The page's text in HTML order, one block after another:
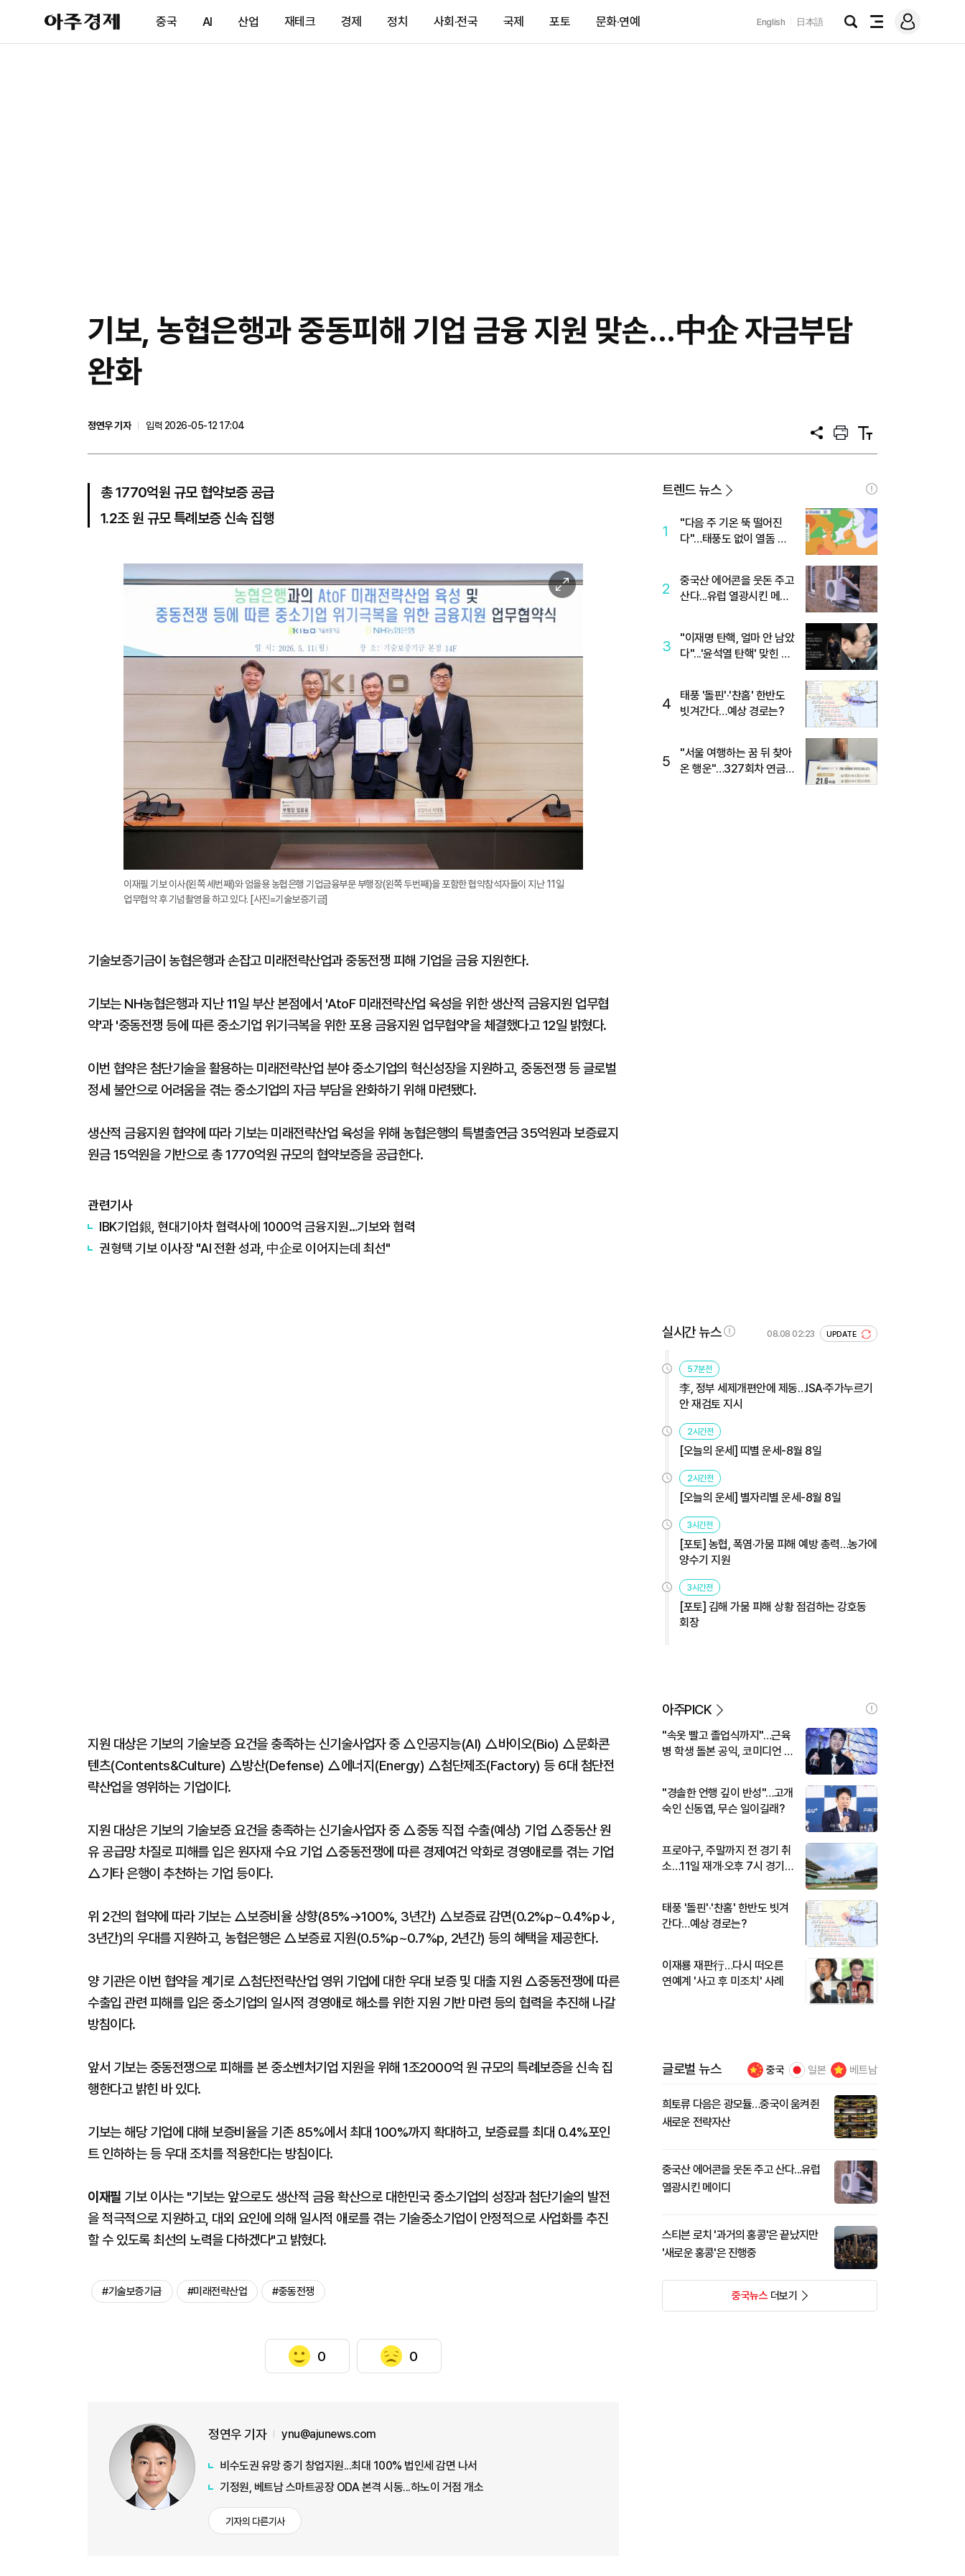
아
주
제
중국 AI 산업 재테크 경제 정치 사회·전국 국제 포토 문화·연예 English 日本語
검
전
메
그
기보, 농협은행과 중동피해 기업 금융 지원 맞손...中企 자금부담
완화
정연우 기자
입력 2026-05-12 17:04
공
프
트
텍
트
총 1770억원 규모 협약보증 공급
1.2조 원 규모 특례보증 신속 집행
이
미
지
이재필 기보 이사(왼쪽 세번째)와 엄을용 농협은행 기업금융부문 부행장(왼쪽 두번째)을 포함한 협약참석자들이 지난 11일
업무협약 후 기념촬영을 하고 있다. [사진=기술보증기금]
기술보증기금이 농협은행과 손잡고 미래전략산업과 중동전쟁 피해 기업을 금융 지원한다.
기보는 NH농협은행과 지난 11일 부산 본점에서 'AtoF 미래전략산업 육성을 위한 생산적 금융지원 업무협
약'과 '중동전쟁 등에 따른 중소기업 위기극복을 위한 포용 금융지원 업무협약'을 체결했다고 12일 밝혔다.
이번 협약은 첨단기술을 활용하는 미래전략산업 분야 중소기업의 혁신성장을 지원하고, 중동전쟁 등 글로벌
정세 불안으로 어려움을 겪는 중소기업의 자금 부담을 완화하기 위해 마련됐다.
생산적 금융지원 협약에 따라 기보는 미래전략산업 육성을 위해 농협은행의 특별출연금 35억원과 보증료지
원금 15억원을 기반으로 총 1770억원 규모의 협약보증을 공급한다.
관련기사
IBK기업銀, 현대기아차 협력사에 1000억 금융지원…기보와 협력
권형택 기보 이사장 "AI 전환 성과, 中企로 이어지는데 최선"
지원 대상은 기보의 기술보증 요건을 충족하는 신기술사업자 중 △인공지능(AI) △바이오(Bio) △문화콘
텐츠(Contents&Culture) △방산(Defense) △에너지(Energy) △첨단제조(Factory) 등 6대 첨단전
략산업을 영위하는 기업이다.
지원 대상은 기보의 기술보증 요건을 충족하는 신기술사업자 중 △중동 직접 수출(예상) 기업 △중동산 원
유 공급망 차질로 피해를 입은 원자재 수요 기업 △중동전쟁에 따른 경제여건 악화로 경영애로를 겪는 기업
△기타 은행이 추천하는 기업 등이다.
위 2건의 협약에 따라 기보는 △보증비율 상향(85%→100%, 3년간) △보증료 감면(0.2%p~0.4%p↓,
3년간)의 우대를 지원하고, 농협은행은 △보증료 지원(0.5%p~0.7%p, 2년간) 등의 혜택을 제공한다.
양 기관은 이번 협약을 계기로 △첨단전략산업 영위 기업에 대한 우대 보증 및 대출 지원 △중동전쟁에 따른
수출입 관련 피해를 입은 중소기업의 일시적 경영애로 해소를 위한 지원 기반 마련 등의 협력을 추진해 나갈
방침이다.
앞서 기보는 중동전쟁으로 피해를 본 중소벤처기업 지원을 위해 1조2000억 원 규모의 특례보증을 신속 집
행한다고 밝힌 바 있다.
기보는 해당 기업에 대해 보증비율을 기존 85%에서 최대 100%까지 확대하고, 보증료를 최대 0.4%포인
트 인하하는 등 우대 조치를 적용한다는 방침이다.
이재필 기보 이사는 "기보는 앞으로도 생산적 금융 확산으로 대한민국 중소기업의 성장과 첨단기술의 발전
을 적극적으로 지원하고, 대외 요인에 의해 일시적 애로를 겪는 기술중소기업이 안정적으로 사업화를 추진
할 수 있도록 최선의 노력을 다하겠다"고 밝혔다.
#기술보증기금 #미래전략산업 #중동전쟁
0 0
정연우 기자 ynu@ajunews.com
비수도권 유망 중기 창업지원...최대 100% 법인세 감면 나서
기정원, 베트남 스마트공장 ODA 본격 시동...하노이 거점 개소
기자의 다른기사
트렌드 뉴스
1
"다음 주 기온 뚝 떨어진
다"…태풍도 없이 열돔 박
2
중국산 에어콘을 웃돈 주고
산다...유럽 열광시킨 메이
3
"이재명 탄핵, 얼마 안 남았
다"...'윤석열 탄핵' 맞힌 무
4
태풍 '돌핀'·'찬홈' 한반도
빗겨간다…예상 경로는?
5
"서울 여행하는 꿈 뒤 찾아
온 행운"…327회차 연금
실시간 뉴스 08.08 02:23 UPDATE
57분전
李, 정부 세제개편안에 제동…ISA·주가누르기
안 재검토 지시
2시간전
[오늘의 운세] 띠별 운세-8월 8일
2시간전
[오늘의 운세] 별자리별 운세-8월 8일
3시간전
[포토] 농협, 폭염·가뭄 피해 예방 총력…농가에
양수기 지원
3시간전
[포토] 김해 가뭄 피해 상황 점검하는 강호동
회장
아주PICK
"속옷 빨고 졸업식까지"…근육
병 학생 돌본 공익, 코미디언 김
"경솔한 언행 깊이 반성"…고개
숙인 신동엽, 무슨 일이길래?
프로야구, 주말까지 전 경기 취
소…11일 재개·오후 7시 경기
태풍 '돌핀'·'찬홈' 한반도 빗겨
간다…예상 경로는?
이재룡 재판行…다시 떠오른
연예계 '사고 후 미조치' 사례
글로벌 뉴스 중국 일본 베트남
희토류 다음은 광모듈…중국이 움켜쥔
새로운 전략자산
중국산 에어콘을 웃돈 주고 산다...유럽
열광시킨 메이디
스티븐 로치 '과거의 홍콩'은 끝났지만
'새로운 홍콩'은 진행중
중국뉴스더보기